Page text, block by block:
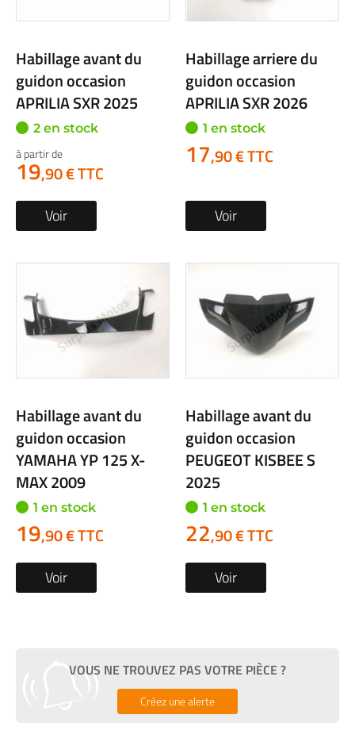
Habillage avant du
guidon occasion
APRILIA SXR 2025
2 en stock
à partir de
19,90 € TTC
Voir
Habillage arriere du
guidon occasion
APRILIA SXR 2026
1 en stock
17,90 € TTC
Voir
Habillage avant du
guidon occasion
YAMAHA YP 125 X-
MAX 2009
1 en stock
19,90 € TTC
Voir
Habillage avant du
guidon occasion
PEUGEOT KISBEE S
2025
1 en stock
22,90 € TTC
Voir
VOUS NE TROUVEZ PAS VOTRE PIÈCE ?
Créez une alerte